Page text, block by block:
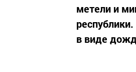
метели и
в виде